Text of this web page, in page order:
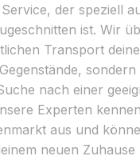
der speziell
ist. Wir
Transport
nach einer
Experten
aus und
neuen Zuhause